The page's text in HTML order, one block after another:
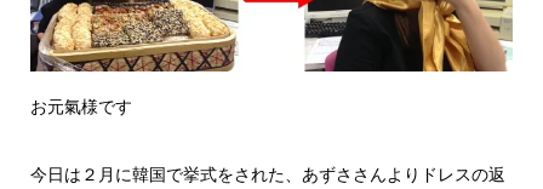
お元氣様です
今日は２月に韓国で挙式をされた、あずささんよりドレスの返